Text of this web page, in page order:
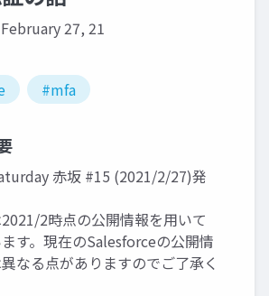
February 27, 21
#mfa
赤坂 #15 (2021/2/27)発
2時点の公開情報を用いて
す。現在のSalesforceの公開情
なる点がありますのでご了承く